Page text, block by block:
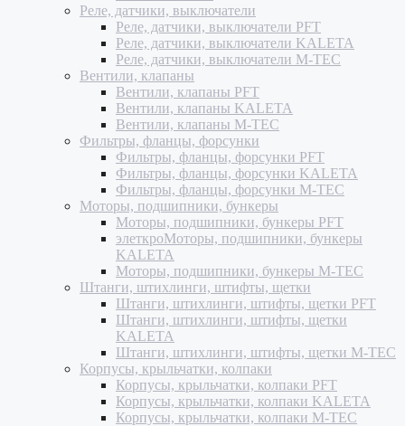
Реле, датчики, выключатели
Реле, датчики, выключатели PFT
Реле, датчики, выключатели KALETA
Реле, датчики, выключатели M-TEC
Вентили, клапаны
Вентили, клапаны PFT
Вентили, клапаны KALETA
Вентили, клапаны M-TEC
Фильтры, фланцы, форсунки
Фильтры, фланцы, форсунки PFT
Фильтры, фланцы, форсунки KALETA
Фильтры, фланцы, форсунки M-TEC
Моторы, подшипники, бункеры
Моторы, подшипники, бункеры PFT
элеткроМоторы, подшипники, бункеры
KALETA
Моторы, подшипники, бункеры M-TEC
Штанги, штихлинги, штифты, щетки
Штанги, штихлинги, штифты, щетки PFT
Штанги, штихлинги, штифты, щетки
KALETA
Штанги, штихлинги, штифты, щетки M-TEC
Корпусы, крыльчатки, колпаки
Корпусы, крыльчатки, колпаки PFT
Корпусы, крыльчатки, колпаки KALETA
Корпусы, крыльчатки, колпаки M-TEC